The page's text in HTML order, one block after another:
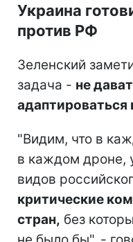
Украина
против РФ
Зеленский
задача - не
адаптироваться
"Видим, что в
в каждом дроне,
видов
критические
стран, без